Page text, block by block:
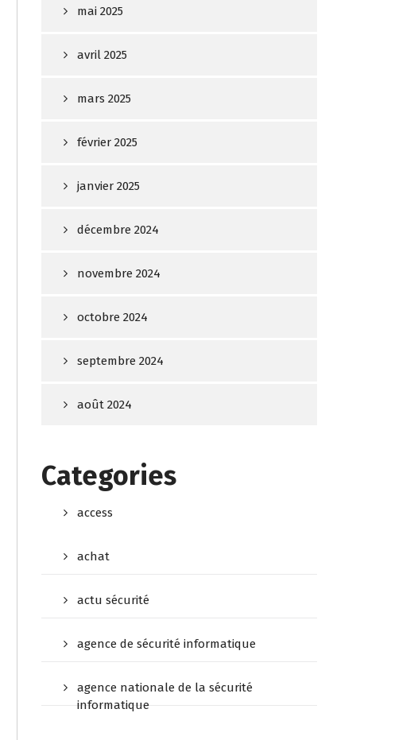
mai 2025
avril 2025
mars 2025
février 2025
janvier 2025
décembre 2024
novembre 2024
octobre 2024
septembre 2024
août 2024
Categories
access
achat
actu sécurité
agence de sécurité informatique
agence nationale de la sécurité
informatique